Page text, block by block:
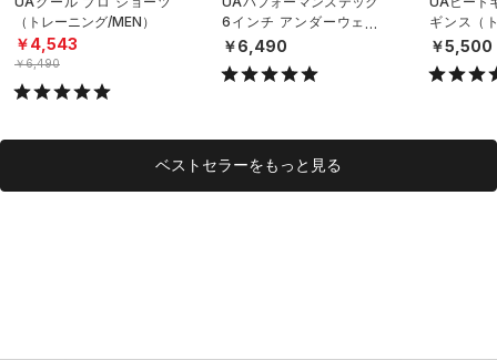
（トレーニング/MEN）
￥4,543
￥6,490
6インチ アンダーウェア
（3枚セット）（トレーニ
ング/MEN）
￥6,490
ギンス（
EN）
￥5,500
ベストセラーをもっと見る